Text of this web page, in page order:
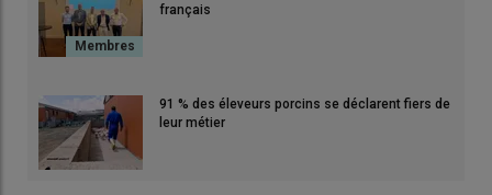
français
91 % des éleveurs porcins se déclarent fiers de
leur métier